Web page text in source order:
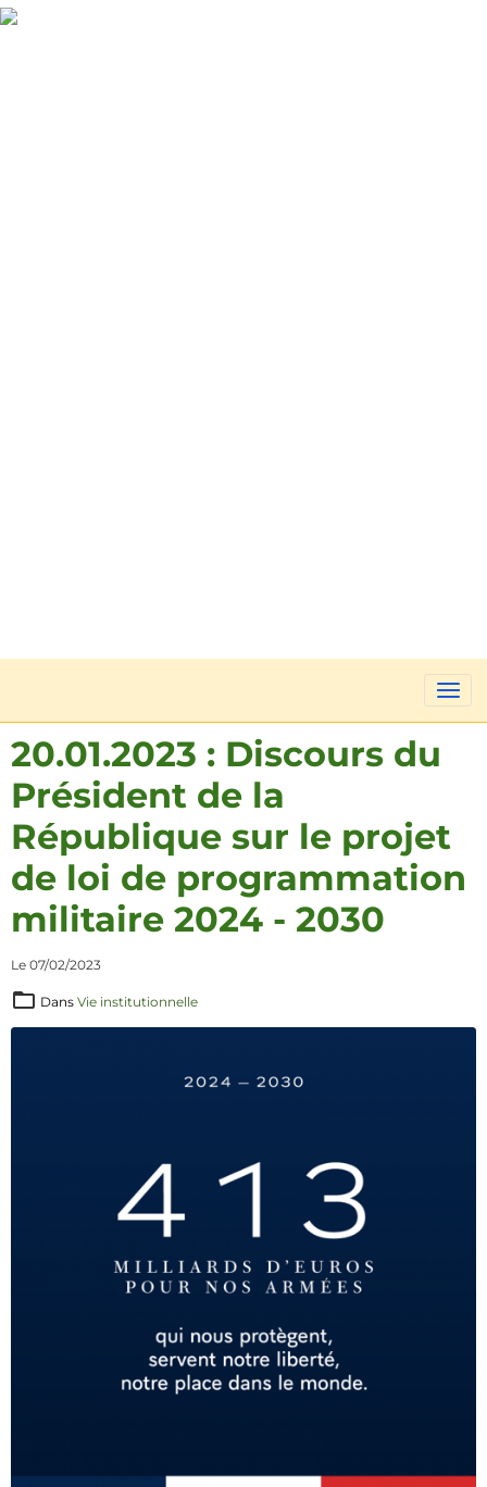
20.01.2023 : Discours du
Président de la
République sur le projet
de loi de programmation
militaire 2024 - 2030
Le 07/02/2023
Dans Vie institutionnelle